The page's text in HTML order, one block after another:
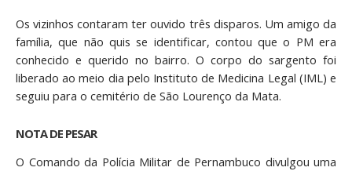
Os vizinhos contaram ter ouvido três disparos. Um amigo da
família, que não quis se identificar, contou que o PM era
conhecido e querido no bairro. O corpo do sargento foi
liberado ao meio dia pelo Instituto de Medicina Legal (IML) e
seguiu para o cemitério de São Lourenço da Mata.
NOTA DE PESAR
O Comando da Polícia Militar de Pernambuco divulgou uma